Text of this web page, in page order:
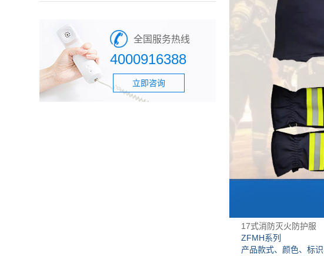
全国服务热线
4000916388
立即咨询
17式消防灭火防护服
ZFMH系列
产品款式、颜色、标识